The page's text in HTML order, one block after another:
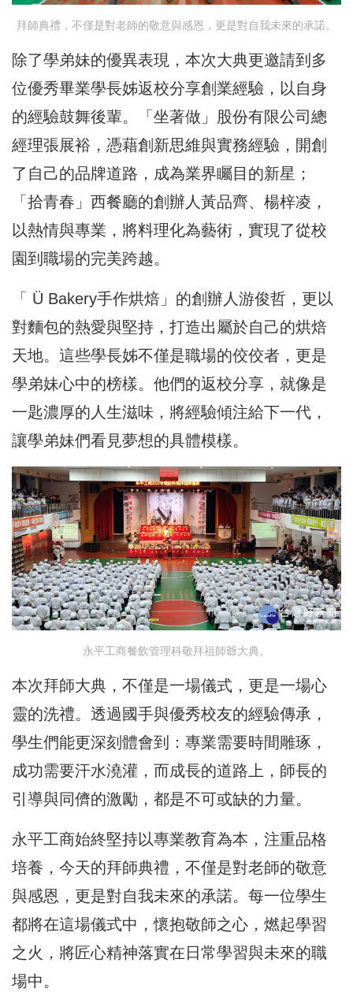
拜師典禮，不僅是對老師的敬意與感恩，更是對自我未來的承諾。
除了學弟妹的優異表現，本次大典更邀請到多
位優秀畢業學長姊返校分享創業經驗，以自身
的經驗鼓舞後輩。「坐著做」股份有限公司總
經理張展裕，憑藉創新思維與實務經驗，開創
了自己的品牌道路，成為業界矚目的新星；
「拾青春」西餐廳的創辦人黃品齊、楊梓凌，
以熱情與專業，將料理化為藝術，實現了從校
園到職場的完美跨越。
「 Ü Bakery手作烘焙」的創辦人游俊哲，更以
對麵包的熱愛與堅持，打造出屬於自己的烘焙
天地。這些學長姊不僅是職場的佼佼者，更是
學弟妹心中的榜樣。他們的返校分享，就像是
一匙濃厚的人生滋味，將經驗傾注給下一代，
讓學弟妹們看見夢想的具體模樣。
永平工商餐飲管理科敬拜祖師爺大典。
本次拜師大典，不僅是一場儀式，更是一場心
靈的洗禮。透過國手與優秀校友的經驗傳承，
學生們能更深刻體會到：專業需要時間雕琢，
成功需要汗水澆灌，而成長的道路上，師長的
引導與同儕的激勵，都是不可或缺的力量。
永平工商始終堅持以專業教育為本，注重品格
培養，今天的拜師典禮，不僅是對老師的敬意
與感恩，更是對自我未來的承諾。每一位學生
都將在這場儀式中，懷抱敬師之心，燃起學習
之火，將匠心精神落實在日常學習與未來的職
場中。